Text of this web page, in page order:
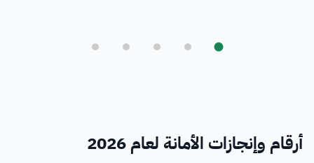
أرقام وإنجازات الأمانة لعام 2026